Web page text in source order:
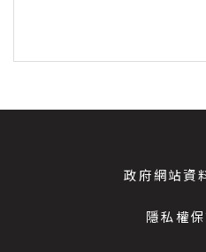
政府網站資
隱私權